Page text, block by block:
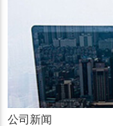
公司新闻